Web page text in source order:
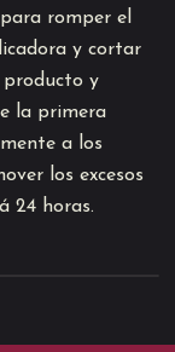
romper el
y cortar
producto y
la primera
a los
los excesos
24 horas.